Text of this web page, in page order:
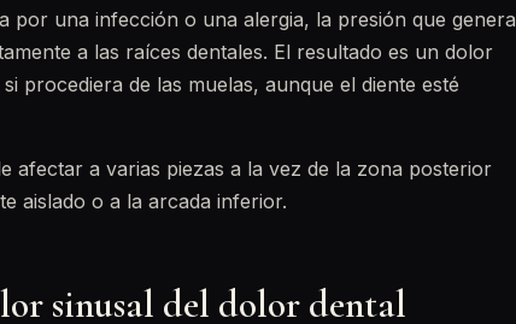
por una infección o una alergia, la presión que genera
a las raíces dentales. El resultado es un dolor
procediera de las muelas, aunque el diente esté
afectar a varias piezas a la vez de la zona posterior
aislado o a la arcada inferior.
sinusal del dolor dental